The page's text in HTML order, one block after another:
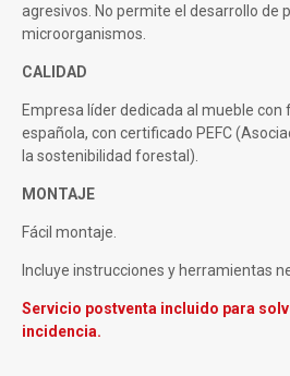
agresivos. No permite el desarrollo de
microorganismos.
CALIDAD
Empresa líder dedicada al mueble con
española, con certificado PEFC
la sostenibilidad forestal).
MONTAJE
Fácil montaje.
Incluye instrucciones y herramientas
Servicio postventa incluido para
incidencia.